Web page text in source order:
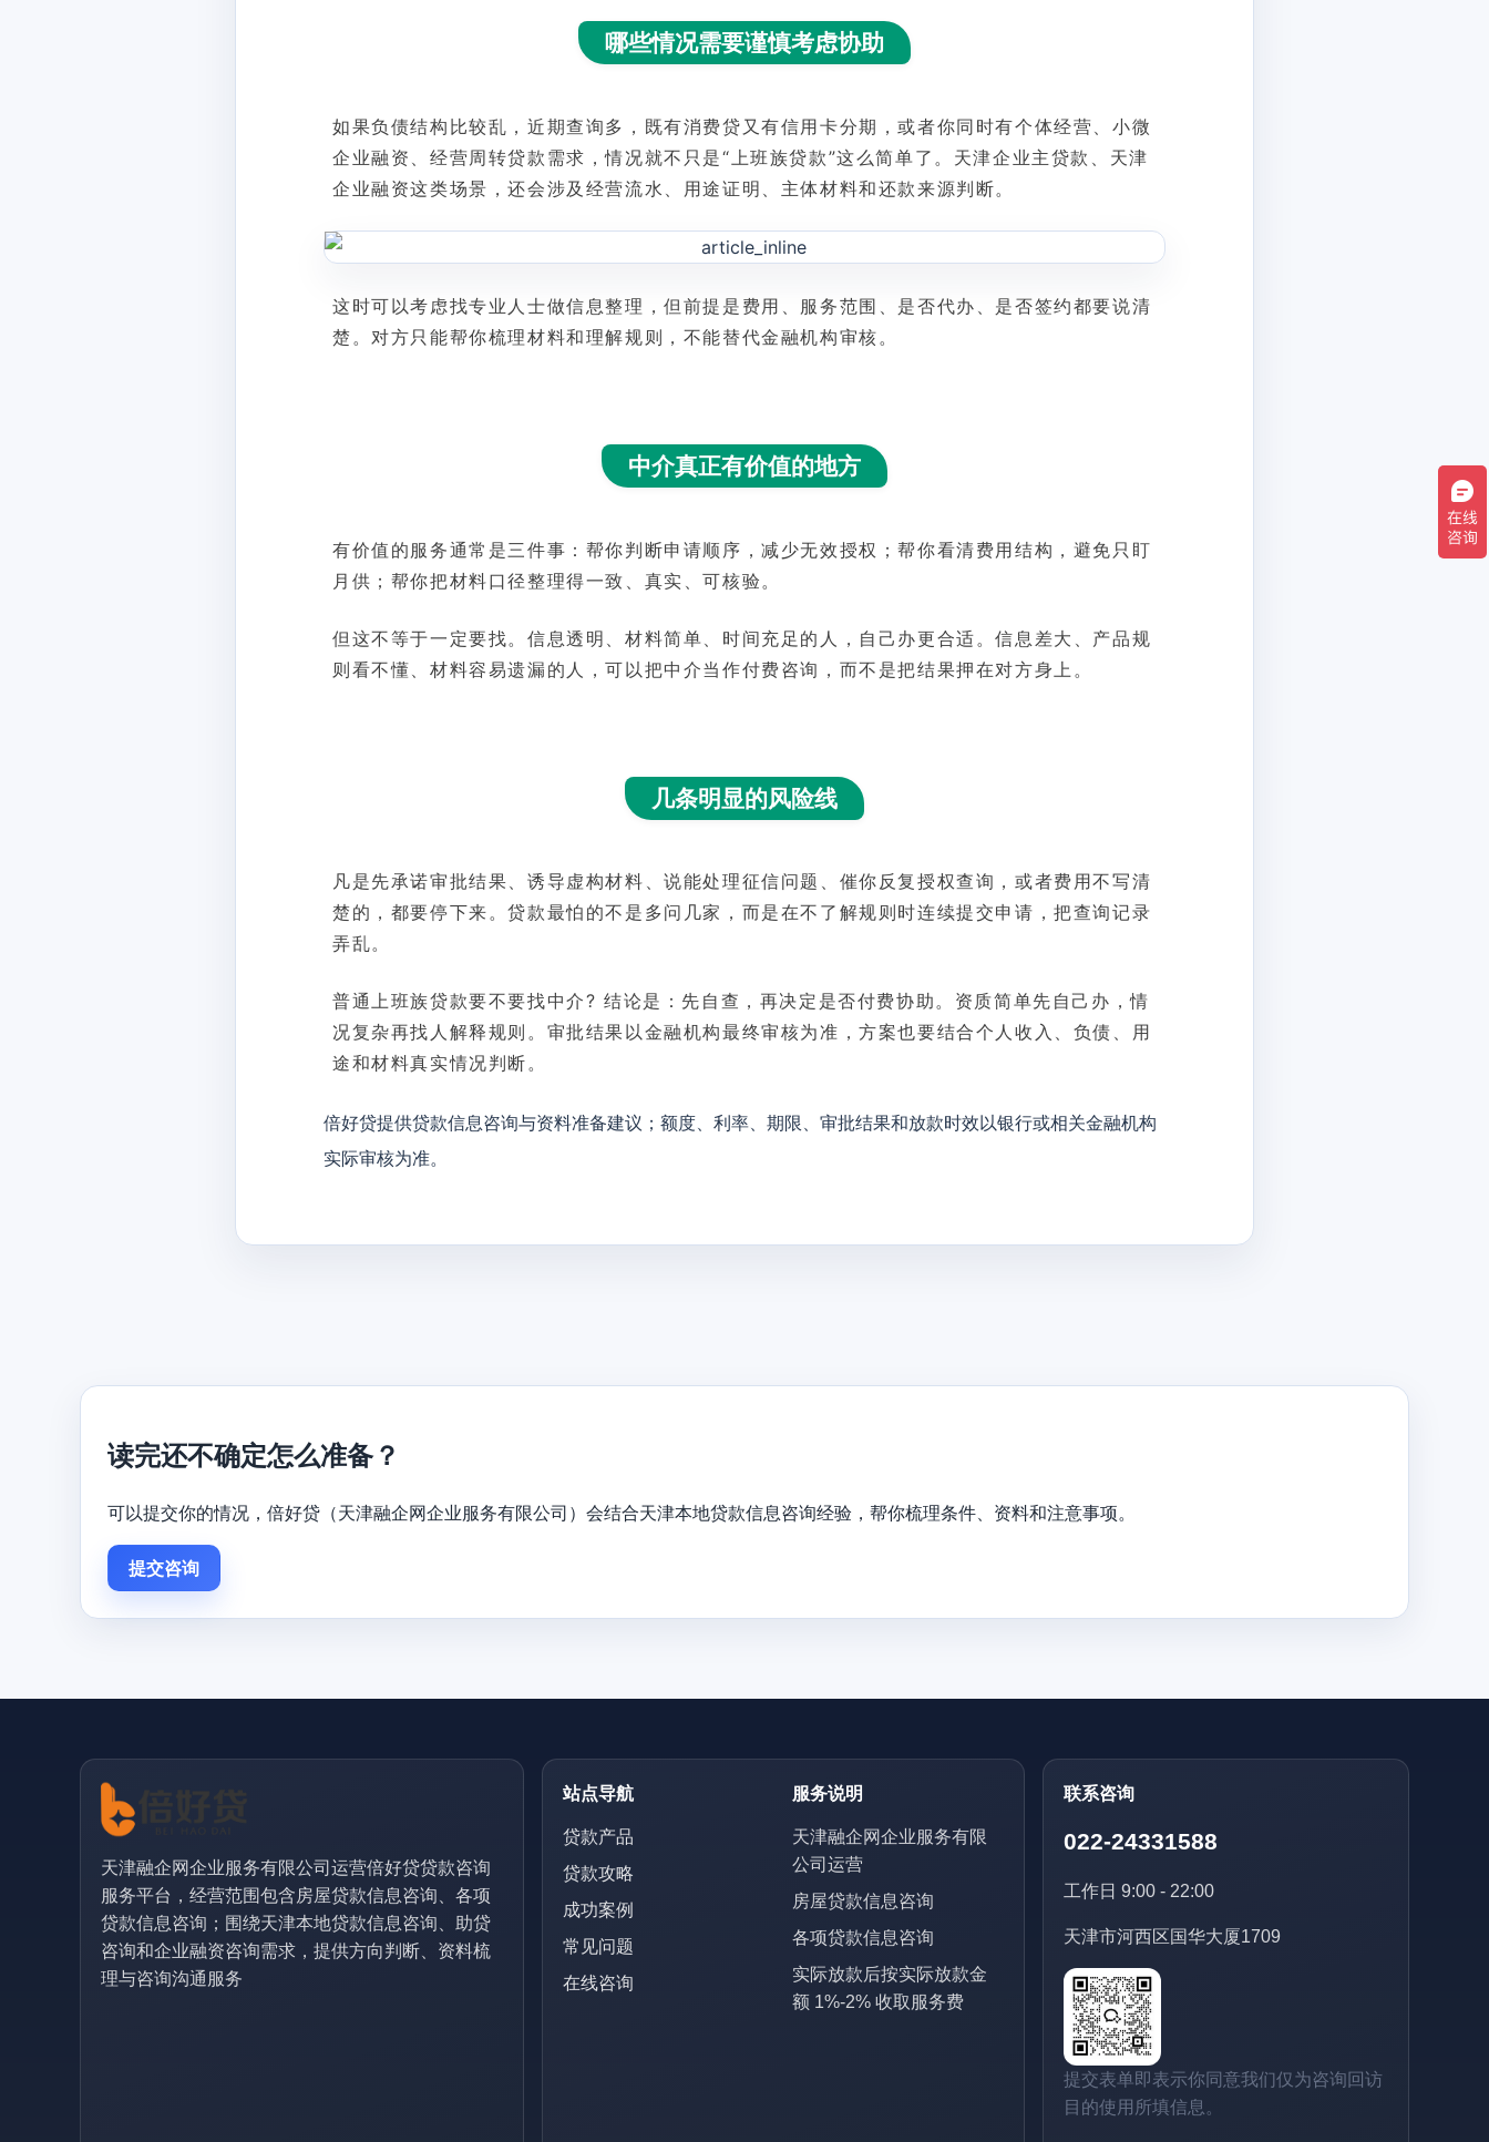
哪些情况需要谨慎考虑协助
如果负债结构比较乱，近期查询多，既有消费贷又有信用卡分期，或者你同时有个体经营、小微
企业融资、经营周转贷款需求，情况就不只是“上班族贷款”这么简单了。天津企业主贷款、天津
企业融资这类场景，还会涉及经营流水、用途证明、主体材料和还款来源判断。
这时可以考虑找专业人士做信息整理，但前提是费用、服务范围、是否代办、是否签约都要说清
楚。对方只能帮你梳理材料和理解规则，不能替代金融机构审核。
中介真正有价值的地方
有价值的服务通常是三件事：帮你判断申请顺序，减少无效授权；帮你看清费用结构，避免只盯
月供；帮你把材料口径整理得一致、真实、可核验。
但这不等于一定要找。信息透明、材料简单、时间充足的人，自己办更合适。信息差大、产品规
则看不懂、材料容易遗漏的人，可以把中介当作付费咨询，而不是把结果押在对方身上。
几条明显的风险线
凡是先承诺审批结果、诱导虚构材料、说能处理征信问题、催你反复授权查询，或者费用不写清
楚的，都要停下来。贷款最怕的不是多问几家，而是在不了解规则时连续提交申请，把查询记录
弄乱。
普通上班族贷款要不要找中介? 结论是：先自查，再决定是否付费协助。资质简单先自己办，情
况复杂再找人解释规则。审批结果以金融机构最终审核为准，方案也要结合个人收入、负债、用
途和材料真实情况判断。
倍好贷提供贷款信息咨询与资料准备建议；额度、利率、期限、审批结果和放款时效以银行或相关金融机构
实际审核为准。
读完还不确定怎么准备？
可以提交你的情况，倍好贷（天津融企网企业服务有限公司）会结合天津本地贷款信息咨询经验，帮你梳理条件、资料和注意事项。
提交咨询
天津融企网企业服务有限公司运营倍好贷贷款咨询
服务平台，经营范围包含房屋贷款信息咨询、各项
贷款信息咨询；围绕天津本地贷款信息咨询、助贷
咨询和企业融资咨询需求，提供方向判断、资料梳
理与咨询沟通服务
站点导航
贷款产品
贷款攻略
成功案例
常见问题
在线咨询
服务说明
天津融企网企业服务有限
公司运营
房屋贷款信息咨询
各项贷款信息咨询
实际放款后按实际放款金
额 1%-2% 收取服务费
联系咨询
022-24331588
工作日 9:00 - 22:00
天津市河西区国华大厦1709
提交表单即表示你同意我们仅为咨询回访
目的使用所填信息。